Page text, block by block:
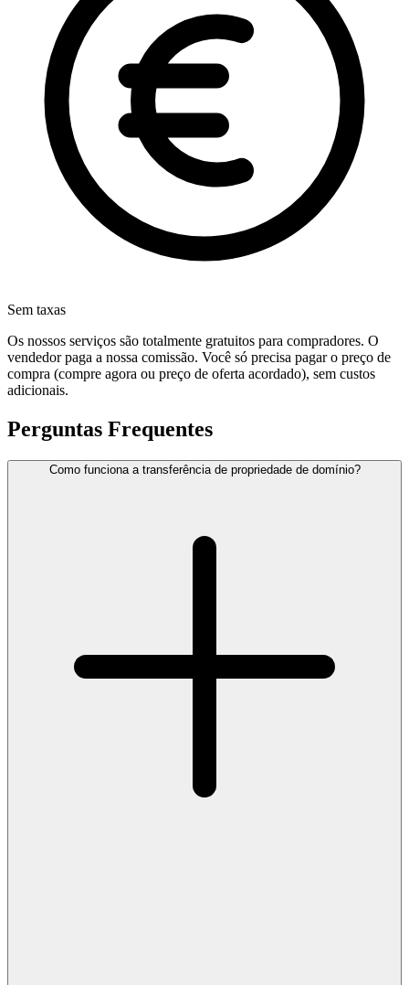
Sem taxas
Os nossos serviços são totalmente gratuitos para compradores. O
vendedor paga a nossa comissão. Você só precisa pagar o preço de
compra (compre agora ou preço de oferta acordado), sem custos
adicionais.
Perguntas Frequentes
Como funciona a transferência de propriedade de domínio?